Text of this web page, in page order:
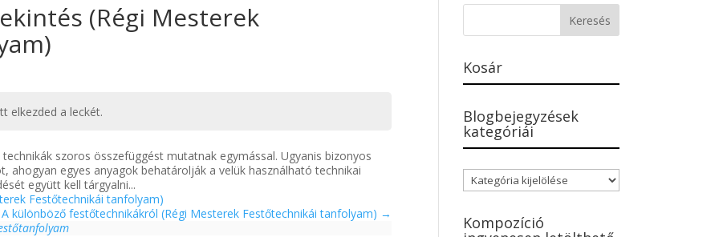
(Régi Mesterek
elkezded a leckét.
szoros összefüggést mutatnak egymással. Ugyanis bizonyos
ahogyan egyes anyagok behatárolják a velük használható technikai
együtt kell tárgyalni...
Festőtechnikái tanfolyam)
A különböző festőtechnikákról (Régi Mesterek Festőtechnikái tanfolyam)
Kosár
Blogbejegyzések
kategóriái
Blogbejegyzések
kategóriái
Kompozíció